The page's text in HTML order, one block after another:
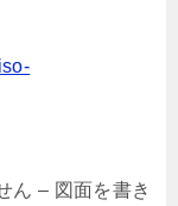
ん – 図面を書き